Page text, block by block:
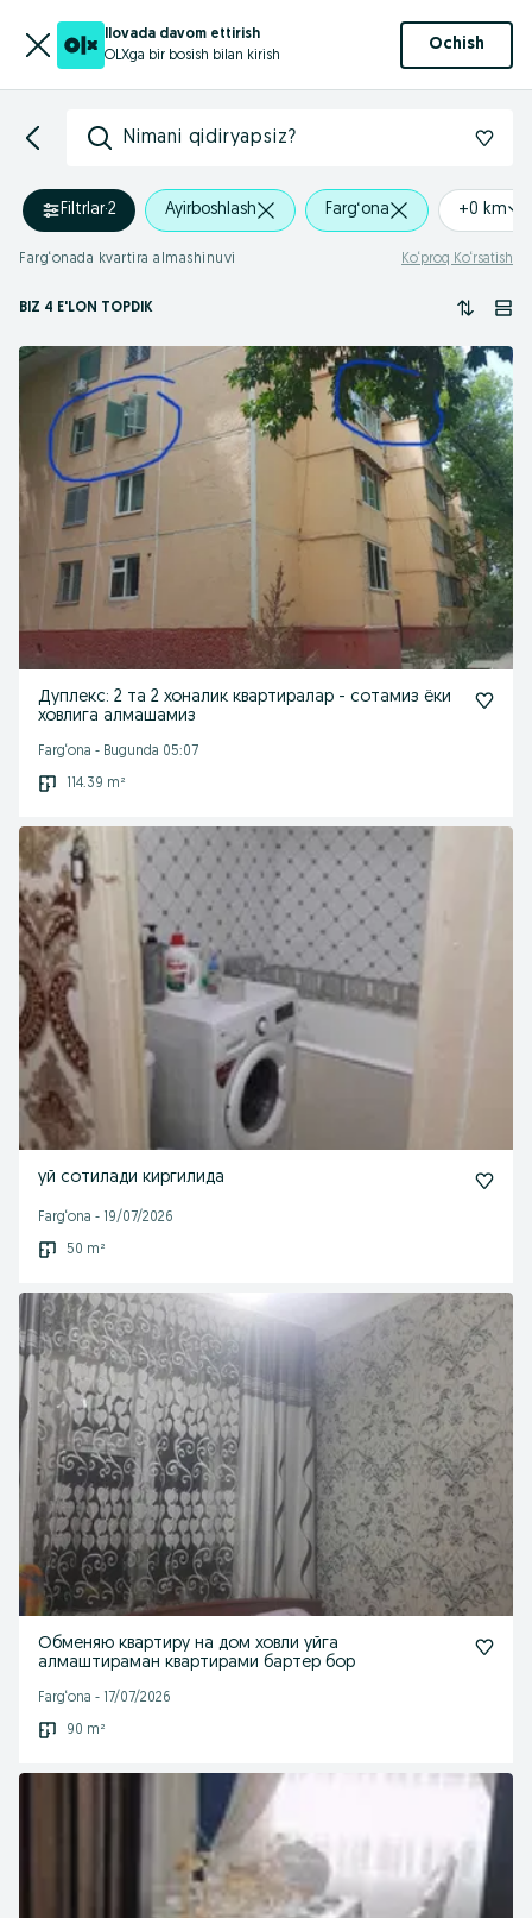
Ilovada davom ettirish
OLXga bir bosish bilan kirish
Ochish
Nimani qidiryapsiz?
Filtrlar·2 Ayirboshlash Farg‘ona +0 km
Farg‘onada kvartira almashinuvi Ko‘proq Ko‘rsatish
BIZ 4 E'LON TOPDIK
Дуплекс: 2 та 2 хоналик квартиралар - сотамиз ёки
ховлига алмашамиз
Farg‘ona - Bugunda 05:07
114.39 m²
уй сотилади киргилида
Farg‘ona - 19/07/2026
50 m²
Обменяю квартиру на дом ховли уйга
алмаштираман квартирами бартер бор
Farg‘ona - 17/07/2026
90 m²